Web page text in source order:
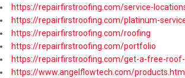
https://repairfirstroofing.com/service-
https://repairfirstroofing.com/platinum-
https://repairfirstroofing.com/roofing
https://repairfirstroofing.com/portfolio
https://repairfirstroofing.com/get-a-free-
https://www.angelflowtech.com/products.html